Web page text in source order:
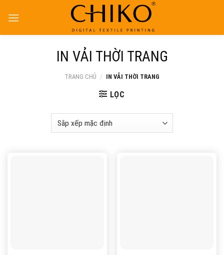
IN VẢI THỜI TRANG
TRANG CHỦ / IN VẢI THỜI TRANG
LỌC